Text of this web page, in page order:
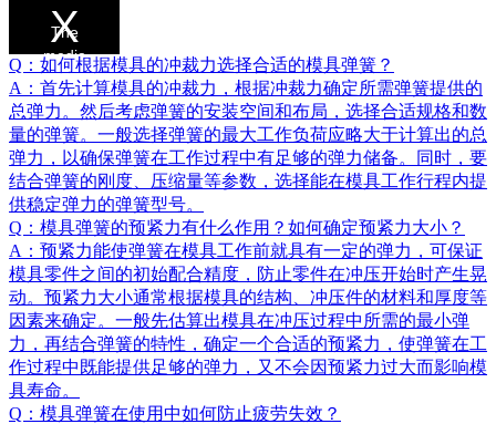
window.
The
media
could
not be
loaded,
either
because
the
server
or
network
failed or
because
the
format
is not
supported.
Q：如何根据模具的冲裁力选择合适的模具弹簧？
A：首先计算模具的冲裁力，根据冲裁力确定所需弹簧提供的
总弹力。然后考虑弹簧的安装空间和布局，选择合适规格和数
量的弹簧。一般选择弹簧的最大工作负荷应略大于计算出的总
弹力，以确保弹簧在工作过程中有足够的弹力储备。同时，要
结合弹簧的刚度、压缩量等参数，选择能在模具工作行程内提
供稳定弹力的弹簧型号。
Q：模具弹簧的预紧力有什么作用？如何确定预紧力大小？
A：预紧力能使弹簧在模具工作前就具有一定的弹力，可保证
模具零件之间的初始配合精度，防止零件在冲压开始时产生晃
动。预紧力大小通常根据模具的结构、冲压件的材料和厚度等
因素来确定。一般先估算出模具在冲压过程中所需的最小弹
力，再结合弹簧的特性，确定一个合适的预紧力，使弹簧在工
作过程中既能提供足够的弹力，又不会因预紧力过大而影响模
具寿命。
Q：模具弹簧在使用中如何防止疲劳失效？